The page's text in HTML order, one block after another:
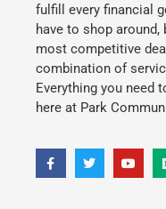
fulfill every financial
have to shop
most competitive
combination of
Everything you need
here at Park